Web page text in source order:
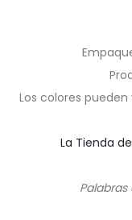
Los colores
La Tienda
Palabras